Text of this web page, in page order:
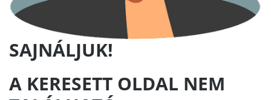
SAJNÁLJUK!
A KERESETT OLDAL NEM